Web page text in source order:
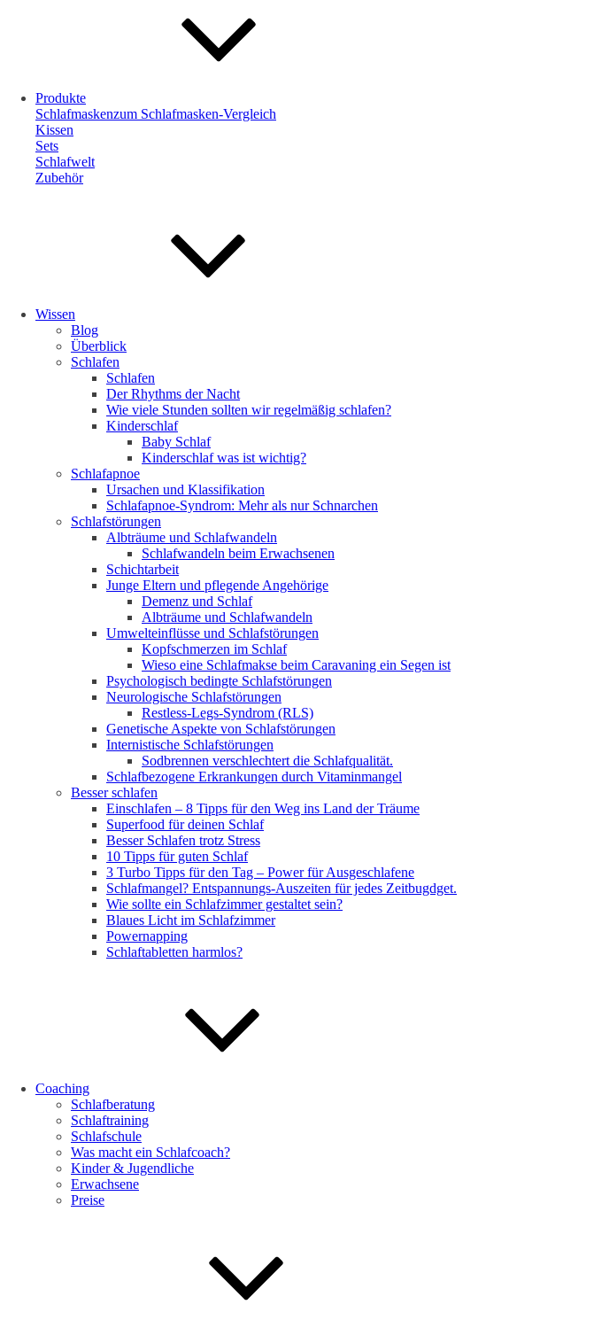
Produkte
Schlafmasken
Kissen
Sets
Schlafwelt
Zubehör
zum Schlafmasken-Vergleich
Wissen
Blog
Überblick
Schlafen
Schlafen
Der Rhythms der Nacht
Wie viele Stunden sollten wir regelmäßig schlafen?
Kinderschlaf
Baby Schlaf
Kinderschlaf was ist wichtig?
Schlafapnoe
Ursachen und Klassifikation
Schlafapnoe-Syndrom: Mehr als nur Schnarchen
Schlafstörungen
Albträume und Schlafwandeln
Schlafwandeln beim Erwachsenen
Schichtarbeit
Junge Eltern und pflegende Angehörige
Demenz und Schlaf
Albträume und Schlafwandeln
Umwelteinflüsse und Schlafstörungen
Kopfschmerzen im Schlaf
Wieso eine Schlafmakse beim Caravaning ein Segen ist
Psychologisch bedingte Schlafstörungen
Neurologische Schlafstörungen
Restless-Legs-Syndrom (RLS)
Genetische Aspekte von Schlafstörungen
Internistische Schlafstörungen
Sodbrennen verschlechtert die Schlafqualität.
Schlafbezogene Erkrankungen durch Vitaminmangel
Besser schlafen
Einschlafen – 8 Tipps für den Weg ins Land der Träume
Superfood für deinen Schlaf
Besser Schlafen trotz Stress
10 Tipps für guten Schlaf
3 Turbo Tipps für den Tag – Power für Ausgeschlafene
Schlafmangel? Entspannungs-Auszeiten für jedes Zeitbugdget.
Wie sollte ein Schlafzimmer gestaltet sein?
Blaues Licht im Schlafzimmer
Powernapping
Schlaftabletten harmlos?
Coaching
Schlafberatung
Schlaftraining
Schlafschule
Was macht ein Schlafcoach?
Kinder & Jugendliche
Erwachsene
Preise